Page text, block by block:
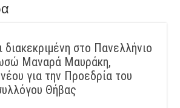
διακεκριμένη στο Πανελλήνιο
Μαναρά Μαυράκη,
για την Προεδρία του
Θήβας